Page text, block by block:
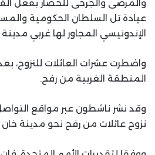
والمرضى والجرحى للحصار بفعل
عيادة تل السلطان الحكومية
الإندونيسي المجاور لها غربي
واضطرت عشرات العائلات للنزوح،
المنطقة الغربية من رفح.
وقد نشر ناشطون عبر مواقع
نزوح عائلات من رفح نحو مدينة خان